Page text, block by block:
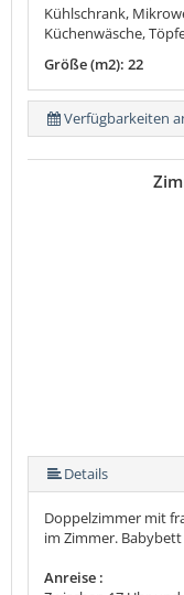
Kühlschrank,
Küchenwäsche,
Größe (m2): 22
Verfügbarkeiten
Details
Doppelzimmer mit
im Zimmer.
Anreise :